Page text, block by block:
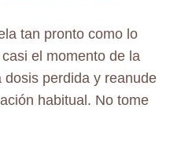
tan pronto como lo
el momento de la
perdida y reanude
habitual. No tome